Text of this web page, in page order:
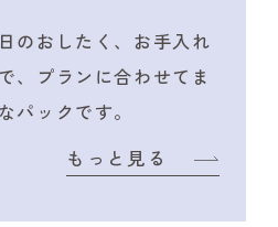
のおしたく、 お手入れ
、プランに合わせて ま
パックです。
もっと見る